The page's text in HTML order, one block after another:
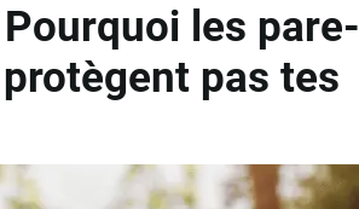
les pare-
pas tes